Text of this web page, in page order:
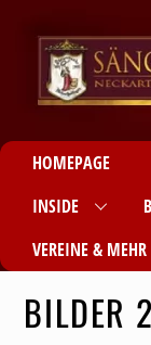
HOMEPAGE
INSIDE
VEREINE & MEHR
BILDER